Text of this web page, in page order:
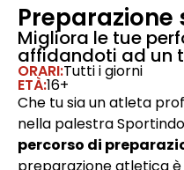
Preparazione
Migliora le tue
affidandoti ad un
ORARI:Tutti i giorni
ETÀ:16+
Che tu sia un atleta
nella palestra
percorso di
preparazione atletica